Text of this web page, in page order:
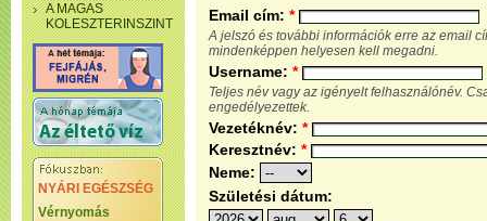
A MAGAS
KOLESZTERINSZINT
NYÁRI EGÉSZSÉG
Vérnyomás
Email cím: *
A jelszó és további információk erre az email
mindenképpen helyesen kell megadni.
Username: *
Teljes név vagy az igényelt felhasználónév.
engedélyezettek.
Vezetéknév: *
Keresztnév: *
Neme:
Születési dátum: